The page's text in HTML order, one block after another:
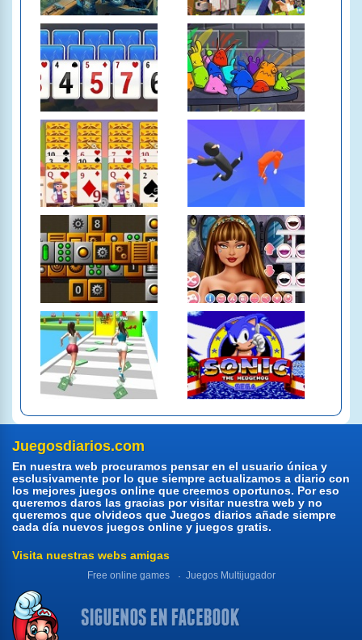
Juegosdiarios.com
En nuestra web procuramos pensar en el usuario única y
esclusivamente por lo que siempre actualizamos a diario con
los mejores juegos online que creemos oportunos. Por eso
queremos daros las gracias por visitar nuestra web y no
queremos que olvideos que Juegos diarios añade siempre
cada día nuevos juegos online y juegos gratis.
Visita nuestras webs amigas
Free online games Juegos Multijugador